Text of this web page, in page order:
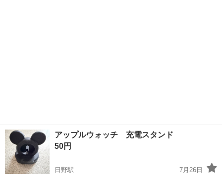
アップルウォッチ 充電スタンド
50円
日野駅
7月26日